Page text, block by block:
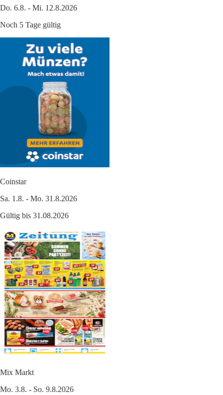
Do. 6.8. - Mi. 12.8.2026
Noch 5 Tage gültig
Coinstar
Sa. 1.8. - Mo. 31.8.2026
Gültig bis 31.08.2026
Mix Markt
Mo. 3.8. - So. 9.8.2026